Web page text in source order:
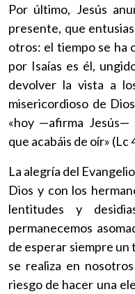
Por último, Jesús
presente, que
otros: el tiempo se ha
por Isaías es él,
devolver la vista a
misericordioso de
«hoy —afirma Jesús—
que acabáis de oír» (Lc
La alegría del
Dios y con los
lentitudes y
permanecemos
de esperar siempre un
se realiza en
riesgo de hacer una